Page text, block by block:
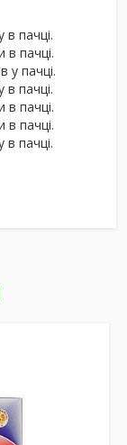
в пачці.
в пачці.
у пачці.
в пачці.
в пачці.
в пачці.
в пачці.